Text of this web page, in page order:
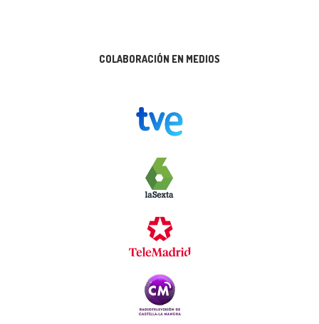
COLABORACIÓN EN MEDIOS